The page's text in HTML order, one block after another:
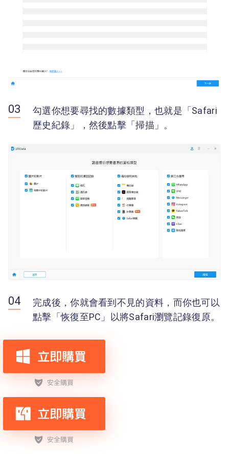
勾選你想要尋找的數據類型，也就是「Safari
歷史紀錄」，然後點擊「掃描」。
完成後，你就會看到不見的資料，而你也可以
點擊「恢復至PC」以將Safari瀏覽記錄復原。